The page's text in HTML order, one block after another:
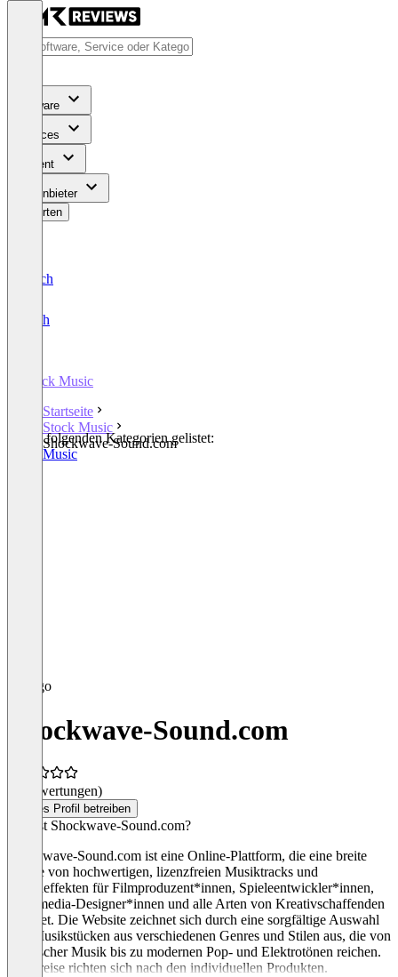
Software
Services
Content
Für Anbieter
Bewerten
Deutsch
English
Stock Music
Startseite
Stock Music
Shockwave-Sound.com
In den folgenden Kategorien gelistet:
Stock Music
Shockwave-Sound.com
(0 Bewertungen)
Dieses Profil betreiben
Was ist Shockwave-Sound.com?
Shockwave-Sound.com ist eine Online-Plattform, die eine breite
Palette von hochwertigen, lizenzfreien Musiktracks und
Soundeffekten für Filmproduzent*innen, Spieleentwickler*innen,
Multimedia-Designer*innen und alle Arten von Kreativschaffenden
anbietet. Die Website zeichnet sich durch eine sorgfältige Auswahl
von Musikstücken aus verschiedenen Genres und Stilen aus, die von
klassischer Musik bis zu modernen Pop- und Elektrotönen reichen.
Die Preise richten sich nach den individuellen Produkten.